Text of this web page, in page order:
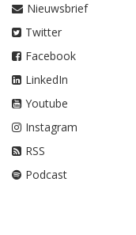
Nieuwsbrief
Twitter
Facebook
LinkedIn
Youtube
Instagram
RSS
Podcast